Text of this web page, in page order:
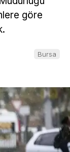
göre
Bursa